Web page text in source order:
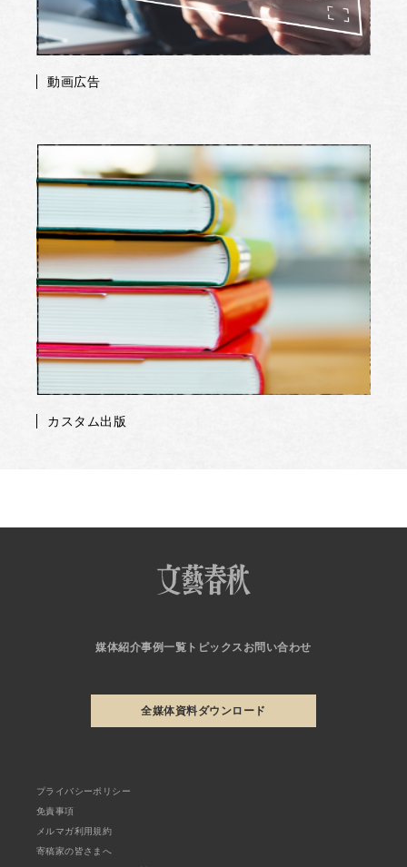
動画広告
カスタム出版
媒体紹介事例一覧 トピックス お問い合わせ
全媒体資料ダウンロード
プライバシーポリシー
免責事項
メルマガ利用規約
寄稿家の皆さまへ